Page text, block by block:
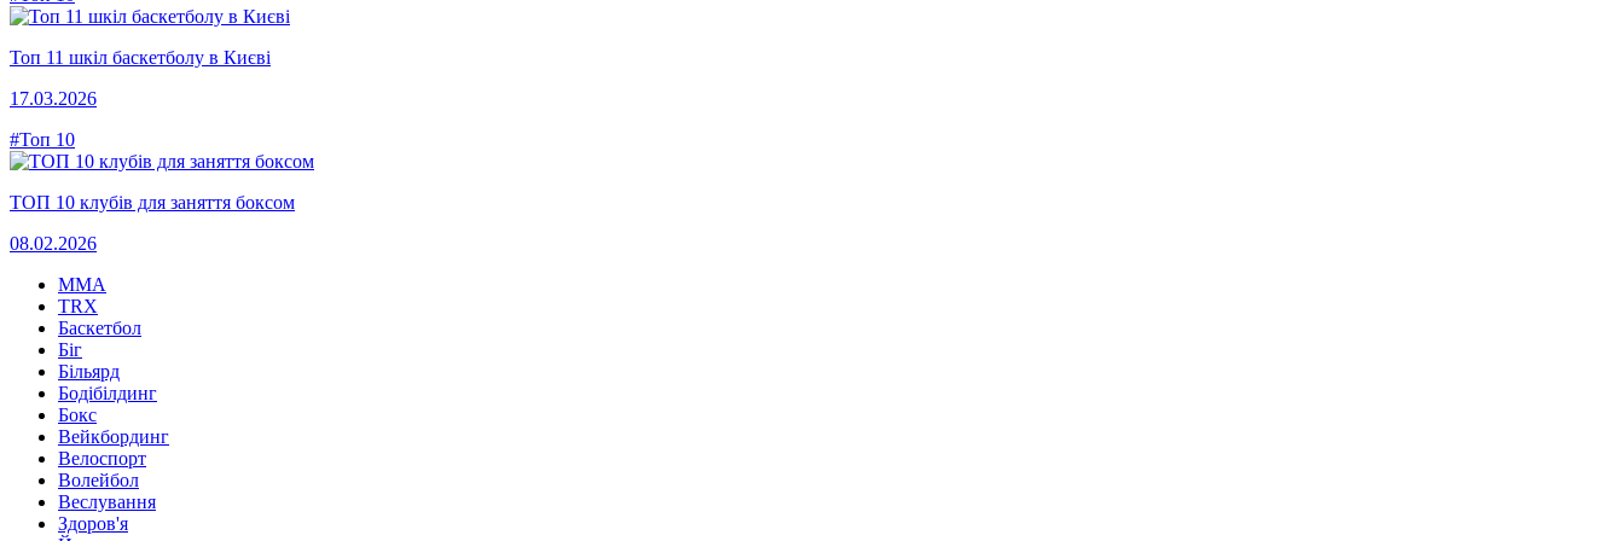
Топ 11 шкіл баскетболу в Києві
17.03.2026
#Топ 10
ТОП 10 клубів для заняття боксом
08.02.2026
MMA
TRX
Баскетбол
Біг
Більярд
Бодібілдинг
Бокс
Вейкбординг
Велоспорт
Волейбол
Веслування
Здоров'я